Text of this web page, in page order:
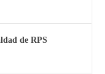
de RPS